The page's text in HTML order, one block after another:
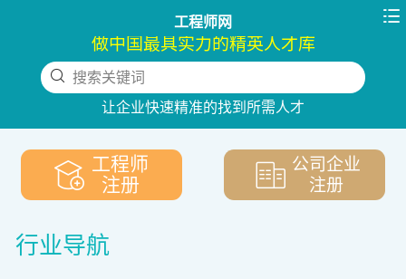
工程师网 
做中国最具实力的精英人才库
搜索关键词
让企业快速精准的找到所需人才
下拉刷新
工程师
注册
公司企业
注册
行业导航